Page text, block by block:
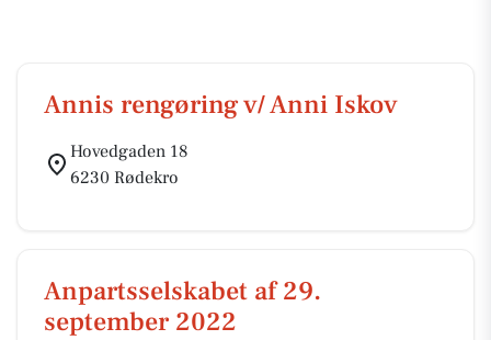
Annis rengøring v/ Anni Iskov
Hovedgaden 18
6230 Rødekro
Anpartsselskabet af 29.
september 2022